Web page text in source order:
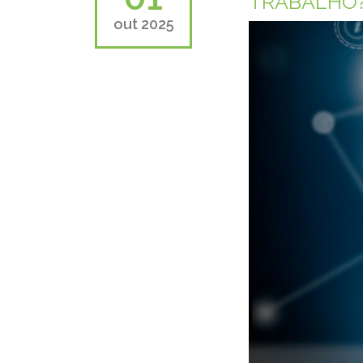
out 2025